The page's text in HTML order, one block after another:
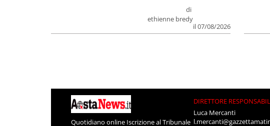
di
ethienne bredy
il 07/08/2026
Quotidiano online Iscrizione al Tribunale
DIRETTORE
Luca Mercanti